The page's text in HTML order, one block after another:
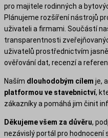
pro majitele rodinných a
Plánujeme rozšíření nástrojů
uživateli a firmami. Součástí
transparentnosti
uživatelů prostřednictvím
ověřování dat, recenzí a
Naším dlouhodobým cílem je,
platformou ve stavebnictví,
zákazníky a pomáhá jim činit
Děkujeme všem za důvěru,
nezávislý portál pro hodnocení